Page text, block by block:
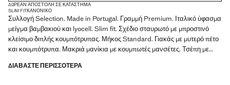
ΔΩΡΕΆΝ ΑΠΟΣΤΟΛΉ ΣΕ ΚΑΤΆΣΤΗΜΑ
SLIM FITΚΑΝΟΝΙΚΌ
Συλλογή Selection. Made in Portugal. Γραμμή Premium. Ιταλικό ύφασμα
μείγμα βαμβακιού και lyocell. Slim fit. Σχέδιο σταυρωτό με μπροστινό
κλείσιμο διπλής κουμπότρυπας. Μήκος Standard. Γιακάς με μυτερό πέτο
και κουμπότρυπα. Μακριά μανίκια με κουμπωτές μανσέτες. Τσέπη με
έκπτωση
ΔΙΑΒΆΣΤΕ ΠΕΡΙΣΣΌΤΕΡΑ